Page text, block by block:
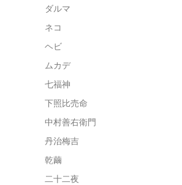
ダルマ
ネコ
ヘビ
ムカデ
七福神
下照比売命
中村善右衛門
丹治梅吉
乾繭
二十二夜